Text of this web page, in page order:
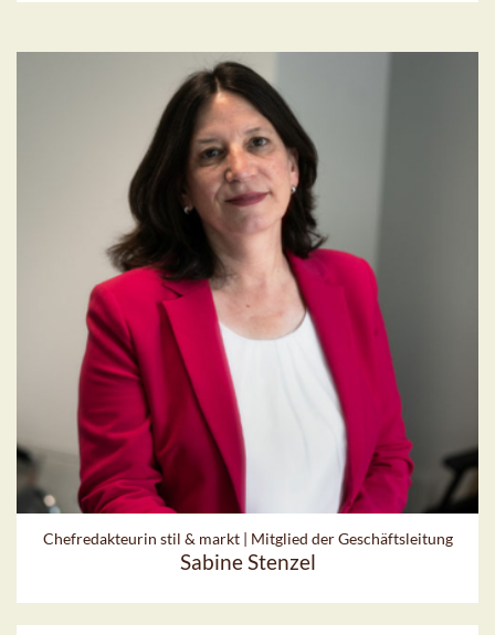
Chefredakteurin stil & markt | Mitglied der Geschäftsleitung
Sabine Stenzel